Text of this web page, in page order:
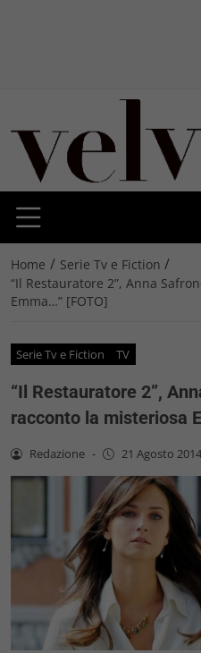
Home / Serie Tv e Fiction /
“Il Restauratore 2”, Anna
Emma…” [FOTO]
Serie Tv e Fiction TV
“Il Restauratore 2”,
racconto la misteriosa
Redazione - 21 Agosto 2014